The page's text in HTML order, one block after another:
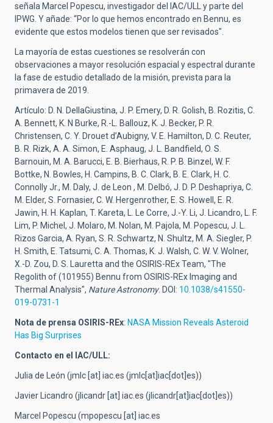
señala Marcel Popescu, investigador del IAC/ULL y parte del
IPWG. Y añade: “Por lo que hemos encontrado en Bennu, es
evidente que estos modelos tienen que ser revisados".
La mayoría de estas cuestiones se resolverán con
observaciones a mayor resolución espacial y espectral durante
la fase de estudio detallado de la misión, prevista para la
primavera de 2019.
Artículo: D. N. DellaGiustina, J. P. Emery, D. R. Golish, B. Rozitis, C.
A. Bennett, K. N Burke, R.-L. Ballouz, K. J. Becker, P. R.
Christensen, C. Y. Drouet d’Aubigny, V. E. Hamilton, D. C. Reuter,
B. R. Rizk, A. A. Simon, E. Asphaug, J. L. Bandfield, O. S.
Barnouin, M. A. Barucci, E. B. Bierhaus, R. P. B. Binzel, W. F.
Bottke, N. Bowles, H. Campins, B. C. Clark, B. E. Clark, H. C.
Connolly Jr., M. Daly, J. de Leon , M. Delbó, J. D. P. Deshapriya, C.
M. Elder, S. Fornasier, C. W. Hergenrother, E. S. Howell, E. R.
Jawin, H. H. Kaplan, T. Kareta, L. Le Corre, J.-Y. Li, J. Licandro, L. F.
Lim, P. Michel, J. Molaro, M. Nolan, M. Pajola, M. Popescu, J. L.
Rizos Garcia, A. Ryan, S. R. Schwartz, N. Shultz, M. A. Siegler, P.
H. Smith, E. Tatsumi, C. A. Thomas, K. J. Walsh, C. W. V. Wolner,
X.-D. Zou, D. S. Lauretta and the OSIRIS-REx Team, "The
Regolith of (101955) Bennu from OSIRIS-REx Imaging and
Thermal Analysis", Nature Astronomy. DOI: 10.1038/s41550-
019-0731-1
Nota de prensa OSIRIS-REx: NASA Mission Reveals Asteroid
Has Big Surprises
Contacto en el IAC/ULL:
Julia de León (jmlc [at] iac.es (jmlc[at]iac[dot]es))
Javier Licandro (jlicandr [at] iac.es (jlicandr[at]iac[dot]es))
Marcel Popescu (mpopescu [at] iac.es